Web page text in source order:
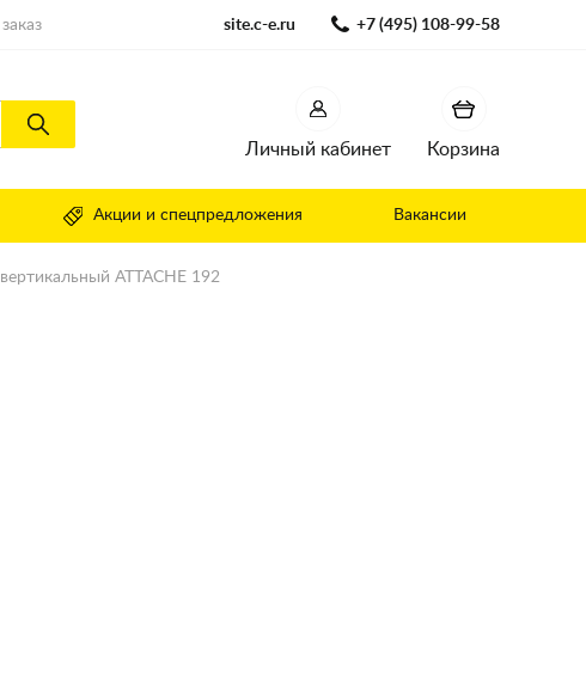
site.c-e.ru +7 (495) 108-99-58
Личный кабинет Корзина
Акции и спецпредложения Вакансии
ATTACHE 192